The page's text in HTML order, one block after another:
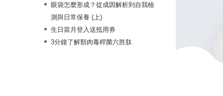
眼袋怎麼形成？從成因解析到自我檢
測與日常保養 (上)
生日當月登入送抵用券
3分鐘了解類肉毒桿菌六胜肽